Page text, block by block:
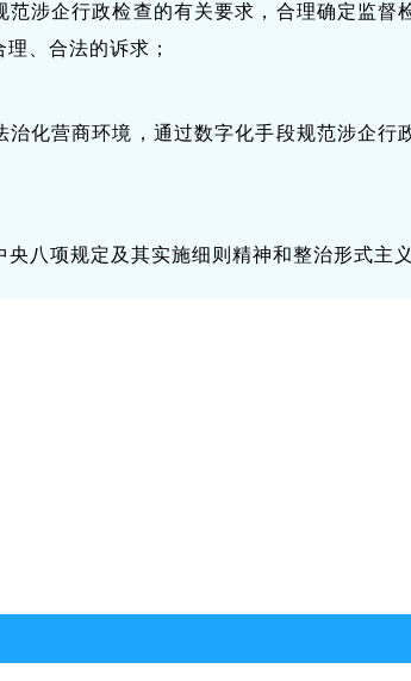
范涉企行政检查的有关要求，合理确定监
、合法的诉求；
治化营商环境，通过数字化手段规范涉企
央八项规定及其实施细则精神和整治形式主